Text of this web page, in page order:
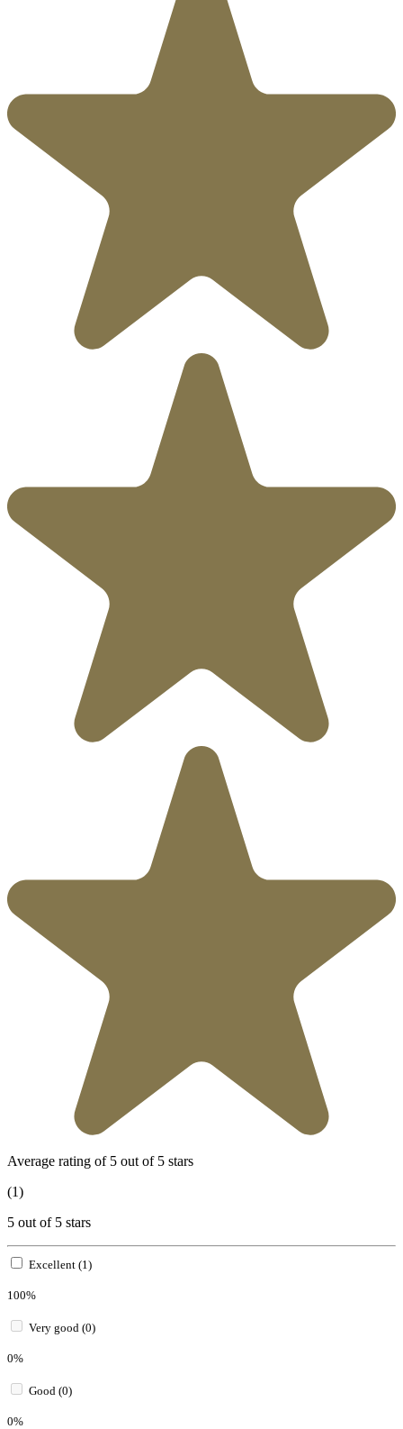
Average rating of 5 out of 5 stars
(1)
5 out of 5 stars
Excellent (1)
100%
Very good (0)
0%
Good (0)
0%